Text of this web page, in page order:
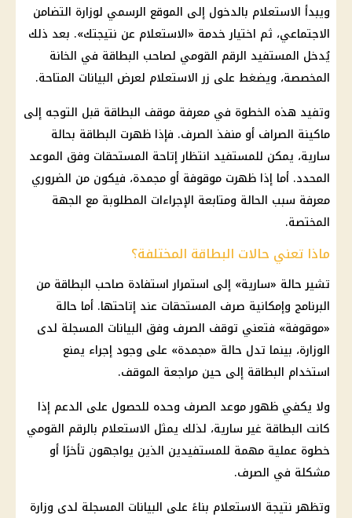
ويبدأ الاستعلام بالدخول إلى الموقع الرسمي لوزارة التضامن
الاجتماعي، ثم اختيار خدمة «الاستعلام عن نتيجتك». بعد ذلك
يُدخل المستفيد الرقم القومي لصاحب البطاقة في الخانة
المخصصة، ويضغط على زر الاستعلام لعرض البيانات المتاحة.
وتفيد هذه الخطوة في معرفة موقف البطاقة قبل التوجه إلى
ماكينة الصراف أو منفذ الصرف. فإذا ظهرت البطاقة بحالة
سارية، يمكن للمستفيد انتظار إتاحة المستحقات وفق الموعد
المحدد. أما إذا ظهرت موقوفة أو مجمدة، فيكون من الضروري
معرفة سبب الحالة ومتابعة الإجراءات المطلوبة مع الجهة
المختصة.
ماذا تعني حالات البطاقة المختلفة؟
تشير حالة «سارية» إلى استمرار استفادة صاحب البطاقة من
البرنامج وإمكانية صرف المستحقات عند إتاحتها. أما حالة
«موقوفة» فتعني توقف الصرف وفق البيانات المسجلة لدى
الوزارة، بينما تدل حالة «مجمدة» على وجود إجراء يمنع
استخدام البطاقة إلى حين مراجعة الموقف.
ولا يكفي ظهور موعد الصرف وحده للحصول على الدعم إذا
كانت البطاقة غير سارية، لذلك يمثل الاستعلام بالرقم القومي
خطوة عملية مهمة للمستفيدين الذين يواجهون تأخرًا أو
مشكلة في الصرف.
وتظهر نتيجة الاستعلام بناءً على البيانات المسجلة لدى وزارة